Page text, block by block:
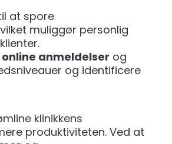
at spore
muliggør personlig
online anmeldelser og
og identificere
klinikkens
produktiviteten. Ved at